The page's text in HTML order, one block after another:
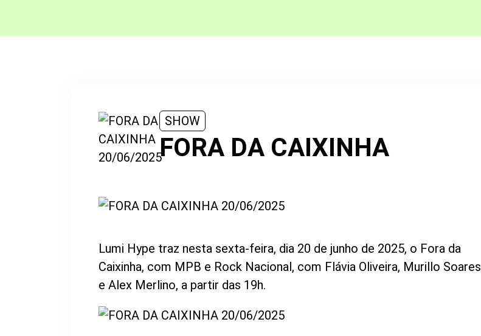
SHOW
FORA DA CAIXINHA
Lumi Hype traz nesta sexta-feira, dia 20 de junho de 2025, o Fora da
Caixinha, com MPB e Rock Nacional, com Flávia Oliveira, Murillo Soares
e Alex Merlino, a partir das 19h.